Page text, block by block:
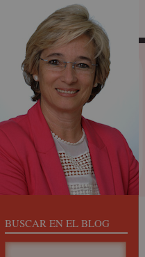
BUSCAR EN EL BLOG